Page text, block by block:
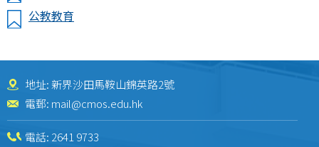
公教教育
地址: 新界沙田馬鞍山錦英路2號
電郵: mail@cmos.edu.hk
電話: 2641 9733